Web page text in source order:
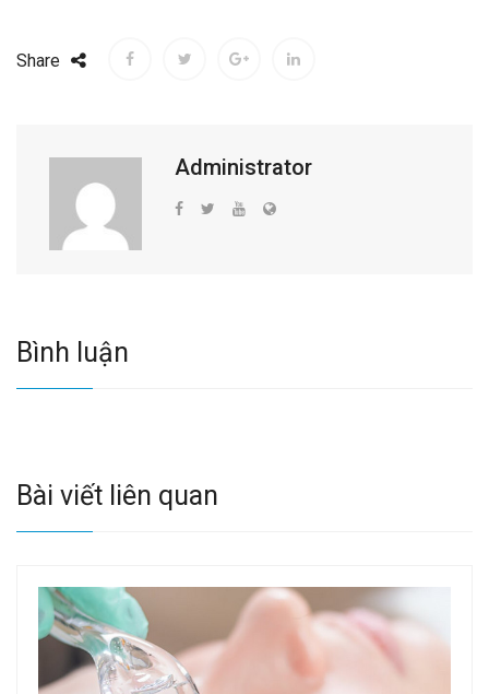
Share
Administrator
Bình luận
Bài viết liên quan